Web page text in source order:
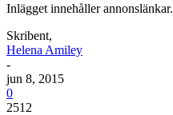
Inlägget innehåller annonslänkar.
Skribent,
Helena Amiley
-
jun 8, 2015
0
2512